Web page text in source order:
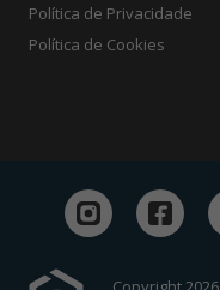
Política de Privacidade
Política de Cookies